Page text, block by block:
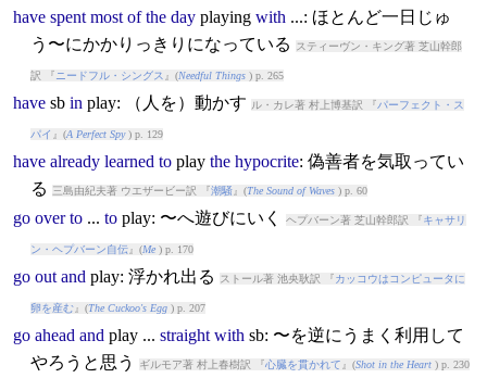
have spent most of the day playing with...: ほとんど一日じゅ
う〜にかかりっきりになっている
スティーヴン・キング著 芝山幹郎
訳 『 ニードフル・シングス 』(Needful Things) p. 265
havesb in play: （人を）動かす ル・カレ著 村上博基訳 『パーフェクト・ス
パイ 』(A Perfect Spy) p. 129
have already learned to play the hypocrite: 偽善者を気取ってい
る
三島由紀夫著 ウエザービー訳 『潮騒』(The Sound of Waves) p. 60
go over to... to play: 〜へ遊びにいく ヘプバーン著 芝山幹郎訳 『 キャサリ
ン・ヘプバーン自伝』(Me) p. 170
go out and play: 浮かれ出る ストール著 池央耿訳 『 カッコウはコンピュータに
卵を産む』(The Cuckoo's Egg) p. 207
go ahead and play... straight withsb: 〜を逆にうまく利用して
やろうと思う
ギルモア著 村上春樹訳 『心臓を貫かれて 』(Shot in the Heart) p. 230